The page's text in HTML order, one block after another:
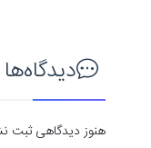
دیدگاه‌ها
هنوز دیدگاهی ثبت